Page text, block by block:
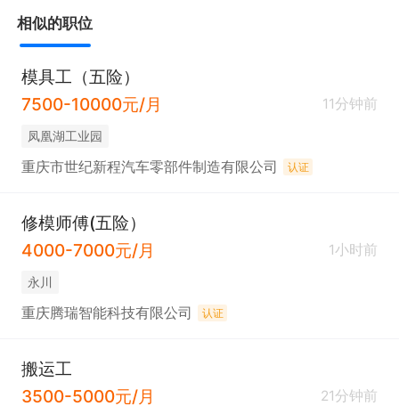
相似的职位
模具工（五险）
7500-10000元/月
11分钟前
凤凰湖工业园
重庆市世纪新程汽车零部件制造有限公司 认证
修模师傅(五险）
4000-7000元/月
1小时前
永川
重庆腾瑞智能科技有限公司 认证
搬运工
3500-5000元/月
21分钟前